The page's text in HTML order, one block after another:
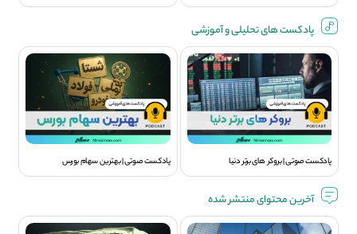
پادکست های تحلیلی و آموزشی
پادکست صوتی | بروکر های برتر دنیا پادکست صوتی | بهترین سهام بورس
آخرین محتوای منتشر شده